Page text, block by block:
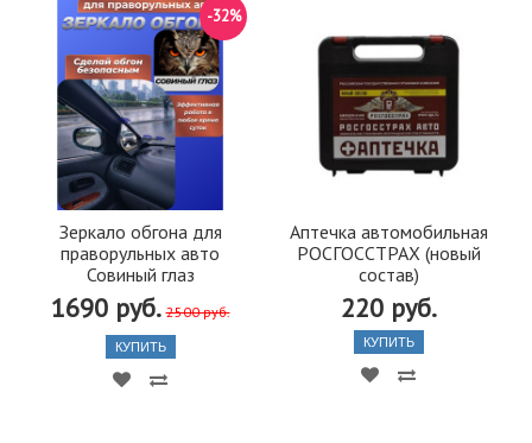
Зеркало обгона для
праворульных авто
Совиный глаз
1690 руб. 2500 руб.
-32%
КУПИТЬ
Аптечка автомобильная
РОСГОССТРАХ (новый
состав)
220 руб.
КУПИТЬ